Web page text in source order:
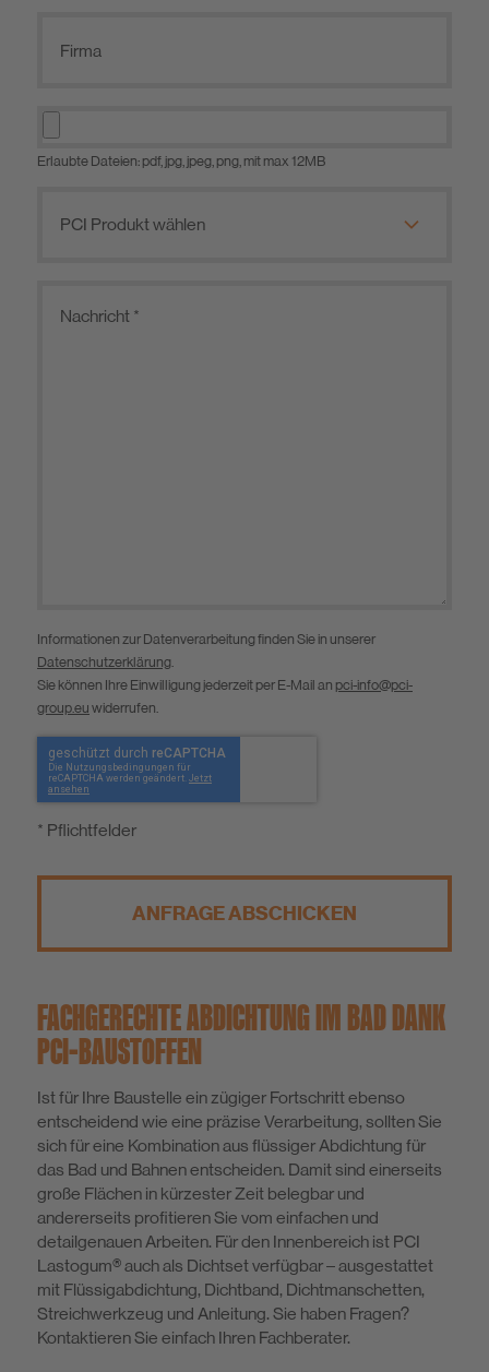
Erlaubte Dateien: pdf, jpg, jpeg, png, mit max 12MB
Informationen zur Datenverarbeitung finden Sie in unserer
Datenschutzerklärung.
Sie können Ihre Einwilligung jederzeit per E-Mail an pci-info@pci-
group.eu widerrufen.
* Pflichtfelder
ANFRAGE ABSCHICKEN
FACHGERECHTE ABDICHTUNG IM BAD DANK
PCI-BAUSTOFFEN
Ist für Ihre Baustelle ein zügiger Fortschritt ebenso
entscheidend wie eine präzise Verarbeitung, sollten Sie
sich für eine Kombination aus flüssiger Abdichtung für
das Bad und Bahnen entscheiden. Damit sind einerseits
große Flächen in kürzester Zeit belegbar und
andererseits profitieren Sie vom einfachen und
detailgenauen Arbeiten. Für den Innenbereich ist PCI
Lastogum® auch als Dichtset verfügbar – ausgestattet
mit Flüssigabdichtung, Dichtband, Dichtmanschetten,
Streichwerkzeug und Anleitung. Sie haben Fragen?
Kontaktieren Sie einfach Ihren Fachberater.